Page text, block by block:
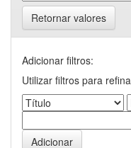
Retornar valores
Adicionar filtros:
Utilizar filtros para